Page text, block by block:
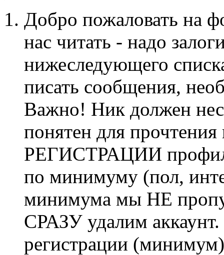
Добро пожаловать на
нас читать - надо
нижеследующего
писать сообщения,
Важно! Ник должен
понятен для
РЕГИСТРАЦИИ профиль
по минимуму (пол,
минимума мы НЕ
СРАЗУ удалим
регистрации